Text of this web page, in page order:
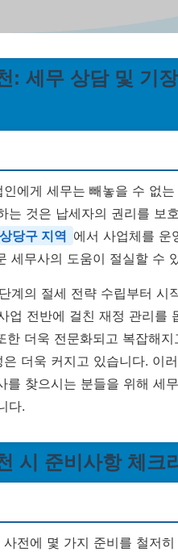
: 세무 상담 및 기
에게 세무는 빼놓을 수 없
것은 납세자의 권리를 보
당구 지역 에서 사업체를 운
세무사의 도움이 절실할 수
계의 절세 전략 수립부터 시
전반에 걸친 재정 관리를
더욱 전문화되고 복잡해
더욱 커지고 있습니다. 이
찾으시는 분들을 위해 세
다.
시 준비사항 체크
전에 몇 가지 준비를 철저